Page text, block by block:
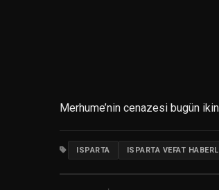
Merhume’nin cenazesi bugün
ISPARTA ISPARTA VEFAT